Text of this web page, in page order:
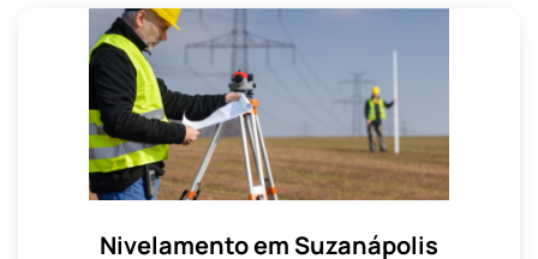
Nivelamento em Suzanápolis